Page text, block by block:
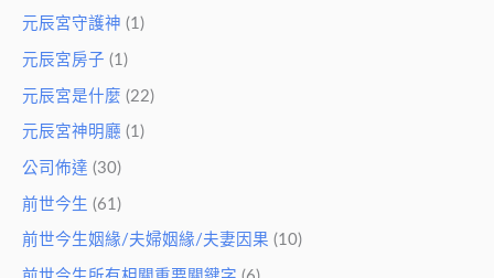
元辰宮守護神 (1)
元辰宮房子 (1)
元辰宮是什麼 (22)
元辰宮神明廳 (1)
公司佈達 (30)
前世今生 (61)
前世今生姻緣/夫婦姻緣/夫妻因果 (10)